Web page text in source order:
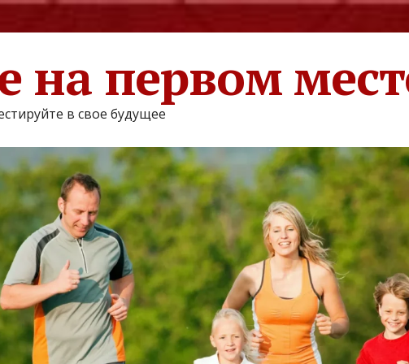
на первом
в свое будущее